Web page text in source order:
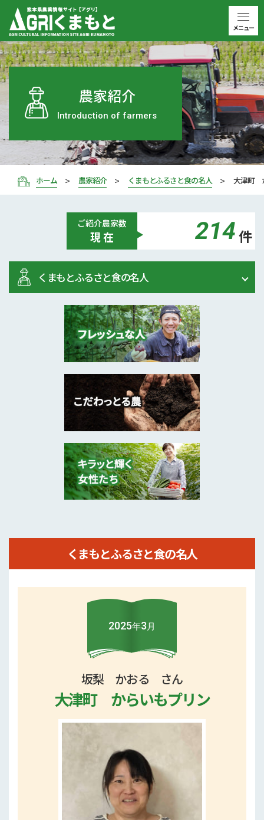
農家紹介
Introduction of farmers
ホーム 農家紹介 くまもとふるさと食の名人 大津町
くまもとふるさと食の名人
2025年3月
坂梨 かおる さん
大津町 からいもプリン
ご紹介農家数
現 在 214件
くまもとふるさと食の名人
2025年11月
きゅうりのからし漬け
南小国町
鞭馬 志津子 さん
2025年9月
麦みそ、合わせみそ
山鹿市
春川 由美子 さん
2025年9月
鶴田 幸子 さん
2025年3月
大津町
からいもプリン
メニュー